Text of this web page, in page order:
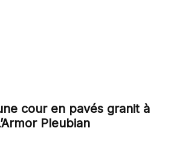
cour en pavés granit à
Pleubian